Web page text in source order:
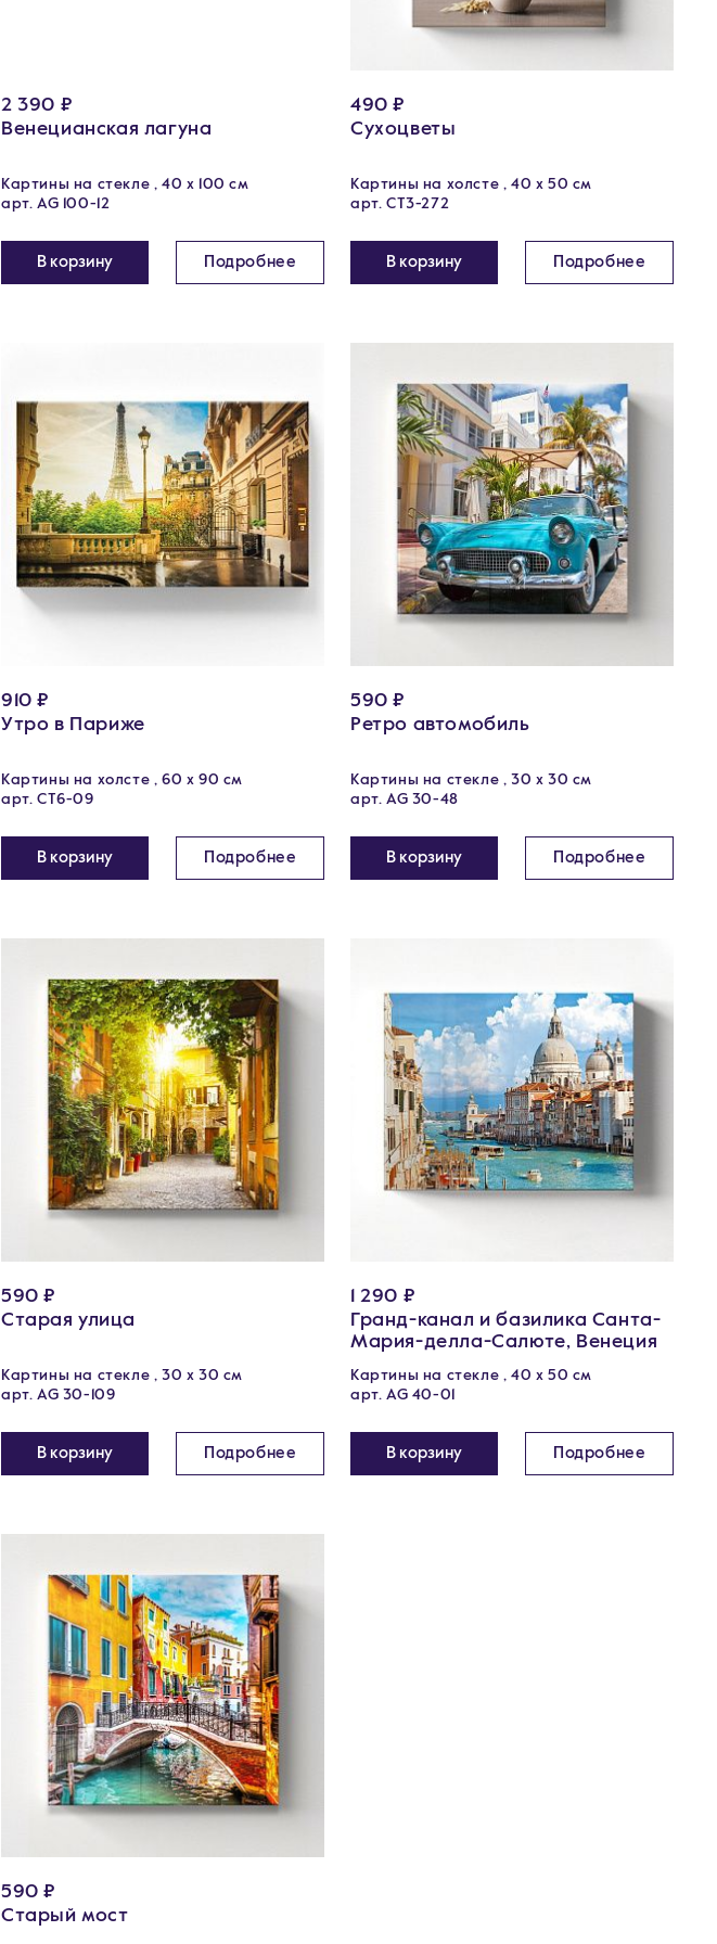
2 390 ₽
Венецианская лагуна
Картины на стекле , 40 x 100 см
арт. AG 100-12
В корзину Подробнее
490 ₽
Сухоцветы
Картины на холсте , 40 х 50 см
арт. CT3-272
В корзину Подробнее
910 ₽
Утро в Париже
Картины на холсте , 60 х 90 см
арт. CT6-09
В корзину Подробнее
590 ₽
Ретро автомобиль
Картины на стекле , 30 x 30 см
арт. AG 30-48
В корзину Подробнее
590 ₽
Старая улица
Картины на стекле , 30 x 30 см
арт. AG 30-109
В корзину Подробнее
1 290 ₽
Гранд-канал и базилика Санта-
Мария-делла-Салюте, Венеция
Картины на стекле , 40 х 50 см
арт. AG 40-01
В корзину Подробнее
590 ₽
Старый мост